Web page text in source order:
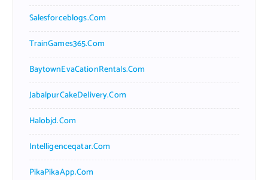
Salesforceblogs.com
TrainGames365.com
BaytownEvaCationRentals.com
JabalpurCakeDelivery.com
Halobjd.com
Intelligenceqatar.com
PikaPikaApp.com